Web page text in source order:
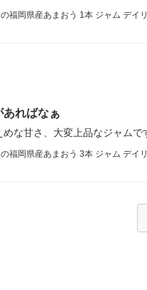
福岡県産あまおう 1本 ジャム デイ
あればなぁ
な甘さ、大変上品なジャム
福岡県産あまおう 3本 ジャム デイ